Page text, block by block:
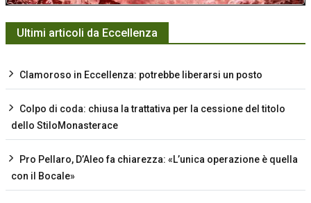
Ultimi articoli da Eccellenza
Clamoroso in Eccellenza: potrebbe liberarsi un posto
Colpo di coda: chiusa la trattativa per la cessione del titolo
dello StiloMonasterace
Pro Pellaro, D’Aleo fa chiarezza: «L’unica operazione è quella
con il Bocale»